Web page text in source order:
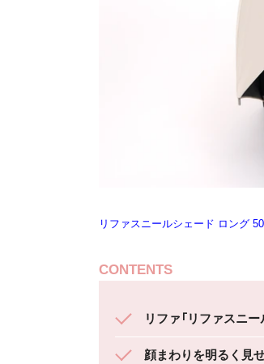
リファスニールシェード ロング 50
CONTENTS
リファ「リファスニ
顔まわりを明るく見